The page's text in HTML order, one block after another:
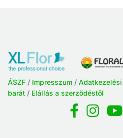
ÁSZF / Impresszum /
barát / Elállás a szerződéstől